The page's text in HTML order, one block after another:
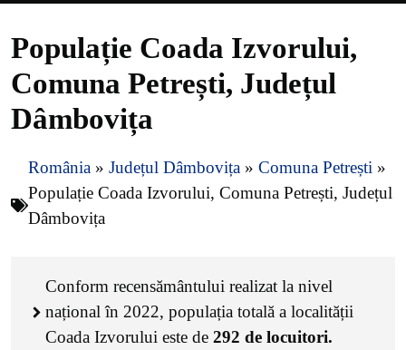
Populație Coada Izvorului,
Comuna Petrești, Județul
Dâmbovița
România » Județul Dâmbovița » Comuna Petrești »
Populație Coada Izvorului, Comuna Petrești, Județul
Dâmbovița
Conform recensământului realizat la nivel
național în 2022, populația totală a localității
Coada Izvorului este de 292 de locuitori.